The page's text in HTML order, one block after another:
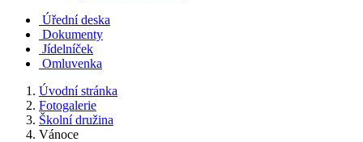
Úřední deska
Dokumenty
Jídelníček
Omluvenka
Úvodní stránka
Fotogalerie
Školní družina
Vánoce